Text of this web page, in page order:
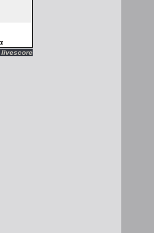
livescore